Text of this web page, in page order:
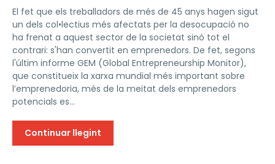
El fet que els treballadors de més de 45 anys hagen sigut
un dels col•lectius més afectats per la desocupació no
ha frenat a aquest sector de la societat sinó tot el
contrari: s'han convertit en emprenedors. De fet, segons
l'últim informe GEM (Global Entrepreneurship Monitor),
que constitueix la xarxa mundial més important sobre
l’emprenedoria, més de la meitat dels emprenedors
potencials es...
Continuar llegint